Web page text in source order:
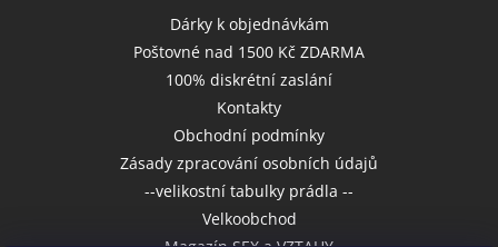
Dárky k objednávkám
Poštovné nad 1500 Kč ZDARMA
100% diskrétní zaslání
Kontakty
Obchodní podmínky
Zásady zpracování osobních údajů
--velikostní tabulky prádla --
Velkoobchod